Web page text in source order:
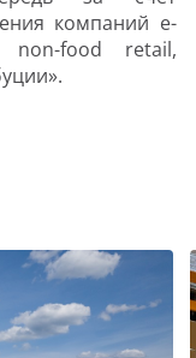
компаний e-
food retail,